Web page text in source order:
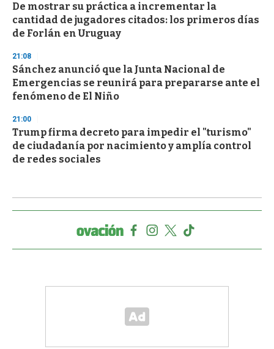
De mostrar su práctica a incrementar la
cantidad de jugadores citados: los primeros días
de Forlán en Uruguay
21:08
Sánchez anunció que la Junta Nacional de
Emergencias se reunirá para prepararse ante el
fenómeno de El Niño
21:00
Trump firma decreto para impedir el "turismo"
de ciudadanía por nacimiento y amplía control
de redes sociales